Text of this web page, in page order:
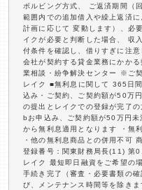
ボルビング方式、 ご返済期間（
範囲内での追加借入や繰上返済
計画に応じて 変動します）、必
イクが必要と判断した場合、 収
付条件を確認し、借りすぎに注
会社が契約する貸金業務にかか
業相談・紛争解決センター ※ご
レイク ■無利息に関して 365日
込み・ご契約、ご契約額が50万
の提出とレイクでの登録が完了
bお申込み、ご契約額が50万円
から無利息適用となります ・無
・他の無利息商品との併用不可
登録番号：関東財務局長(11) 第
レイク 最短即日融資をご希望の
手続き完了（審査・必要書類の
び、メンテナンス時間等を除きま